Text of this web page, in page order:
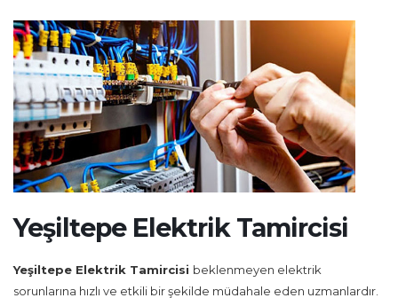
Yeşiltepe Elektrik Tamircisi
Yeşiltepe Elektrik Tamircisi beklenmeyen elektrik
sorunlarına hızlı ve etkili bir şekilde müdahale eden uzmanlardır.